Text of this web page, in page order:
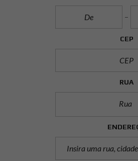
CEP
RUA
Rua